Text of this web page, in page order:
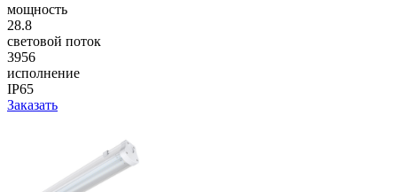
мощность
28.8
световой поток
3956
исполнение
IP65
Заказать